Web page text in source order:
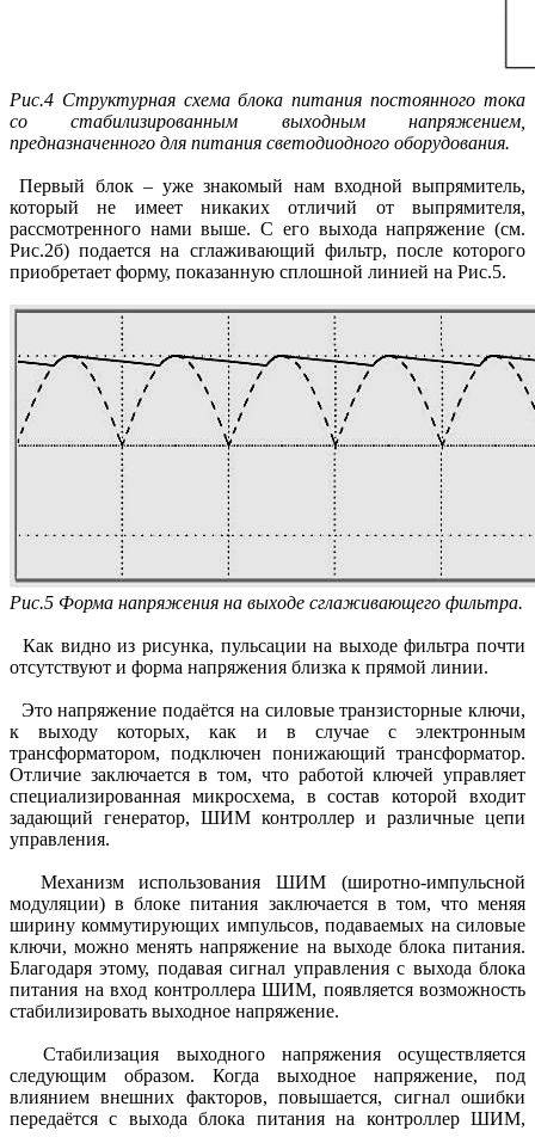
Рис.4 Структурная схема блока питания постоянного тока
со стабилизированным выходным напряжением,
предназначенного для питания светодиодного оборудования.
Первый блок – уже знакомый нам входной выпрямитель,
который не имеет никаких отличий от выпрямителя,
рассмотренного нами выше. С его выхода напряжение (см.
Рис.2б) подается на сглаживающий фильтр, после которого
приобретает форму, показанную сплошной линией на Рис.5.
Рис.5 Форма напряжения на выходе сглаживающего фильтра.
Как видно из рисунка, пульсации на выходе фильтра почти
отсутствуют и форма напряжения близка к прямой линии.
Это напряжение подаётся на силовые транзисторные ключи,
к выходу которых, как и в случае с электронным
трансформатором, подключен понижающий трансформатор.
Отличие заключается в том, что работой ключей управляет
специализированная микросхема, в состав которой входит
задающий генератор, ШИМ контроллер и различные цепи
управления.
Механизм использования ШИМ (широтно-импульсной
модуляции) в блоке питания заключается в том, что меняя
ширину коммутирующих импульсов, подаваемых на силовые
ключи, можно менять напряжение на выходе блока питания.
Благодаря этому, подавая сигнал управления с выхода блока
питания на вход контроллера ШИМ, появляется возможность
стабилизировать выходное напряжение.
Стабилизация выходного напряжения осуществляется
следующим образом. Когда выходное напряжение, под
влиянием внешних факторов, повышается, сигнал ошибки
передаётся с выхода блока питания на контроллер ШИМ,